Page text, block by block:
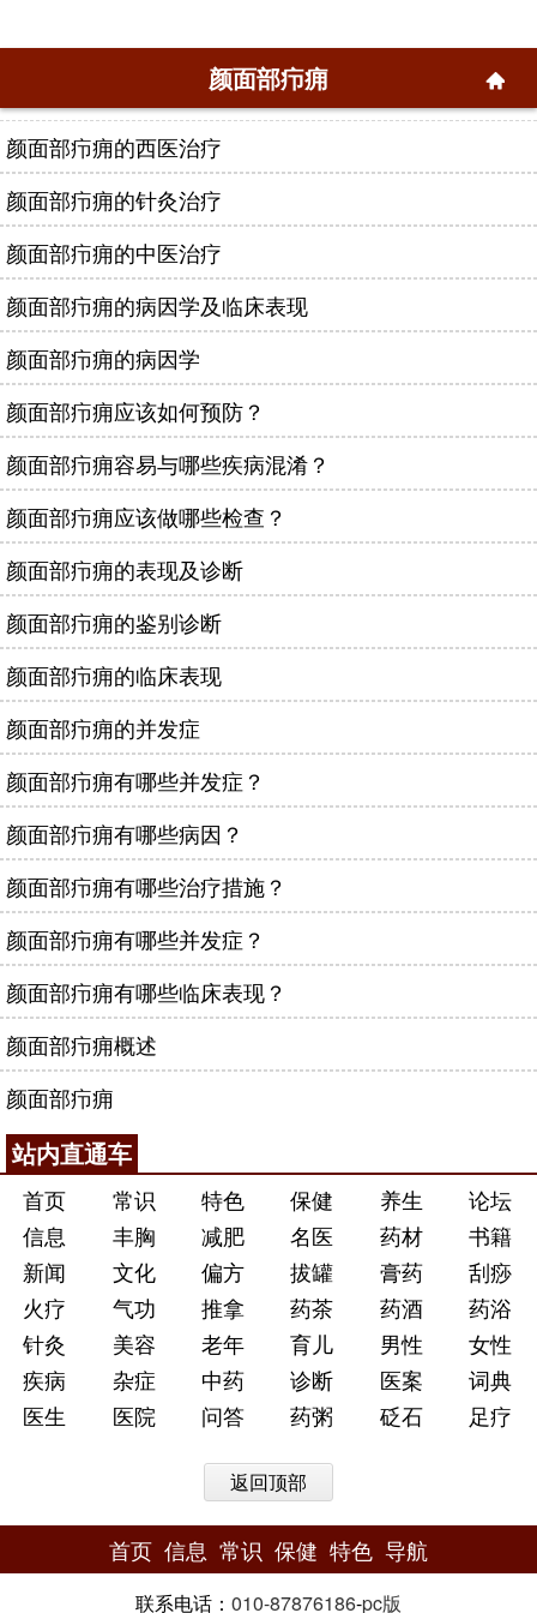
颜面部疖痈
颜面部疖痈的西医治疗
颜面部疖痈的针灸治疗
颜面部疖痈的中医治疗
颜面部疖痈的病因学及临床表现
颜面部疖痈的病因学
颜面部疖痈应该如何预防？
颜面部疖痈容易与哪些疾病混淆？
颜面部疖痈应该做哪些检查？
颜面部疖痈的表现及诊断
颜面部疖痈的鉴别诊断
颜面部疖痈的临床表现
颜面部疖痈的并发症
颜面部疖痈有哪些并发症？
颜面部疖痈有哪些病因？
颜面部疖痈有哪些治疗措施？
颜面部疖痈有哪些并发症？
颜面部疖痈有哪些临床表现？
颜面部疖痈概述
颜面部疖痈
站内直通车
首页 常识 特色 保健 养生
论坛
信息
丰胸 减肥 名医 药材
书籍
新闻
文化 偏方 拔罐 膏药
刮痧
火疗
气功 推拿 药茶 药酒
药浴
针灸
美容 老年 育儿 男性
女性
疾病
杂症 中药 诊断 医案
词典
医生
医院 问答 药粥 砭石 足疗
返回顶部
首页 信息 常识 保健 特色 导航
联系电话： 010-87876186-pc版